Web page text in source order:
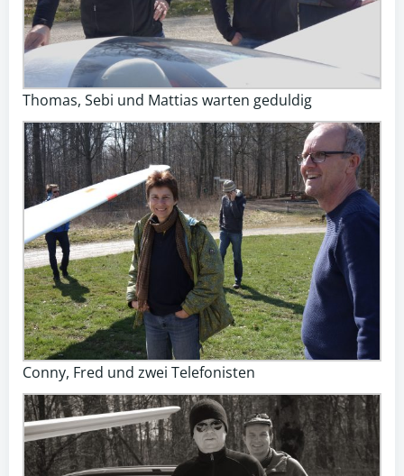
Thomas, Sebi und Mattias warten geduldig
Conny, Fred und zwei Telefonisten